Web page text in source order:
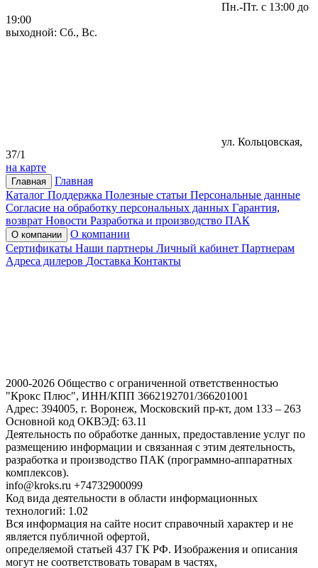
Пн.-Пт. с 13:00 до
19:00
выходной: Сб., Вс.
ул. Кольцовская,
37/1
на карте
Главная
Главная
Каталог Поддержка Полезные статьи Персональные данные
Согласие на обработку персональных данных Гарантия,
возврат Новости Разработка и производство ПАК
О компании
О компании
Сертификаты Наши партнеры Личный кабинет Партнерам
Адреса дилеров Доставка Контакты
2000-2026 Общество с ограниченной ответственностью
"Крокс Плюс", ИНН/КПП 3662192701/366201001
Адрес: 394005, г. Воронеж, Московский пр-кт, дом 133 – 263
Основной код ОКВЭД: 63.11
Деятельность по обработке данных, предоставление услуг по
размещению информации и связанная с этим деятельность,
разработка и производство ПАК (программно-аппаратных
комплексов).
info@kroks.ru +74732900099
Код вида деятельности в области информационных
технологий: 1.02
Вся информация на сайте носит справочный характер и не
является публичной офертой,
определяемой статьей 437 ГК РФ. Изображения и описания
могут не соответствовать товарам в частях,